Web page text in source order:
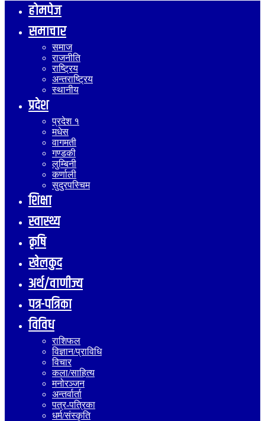
होमपेज
समाचार
समाज
राजनीति
राष्ट्रिय
अन्तराष्ट्रिय
स्थानीय
प्रदेश
प्रदेश १
मधेस
वागमती
गण्डकी
लुम्बिनी
कर्णाली
सुदुरपस्चिम
शिक्षा
स्वास्थ्य
कृषि
खेलकुद
अर्थ/वाणीज्य
पत्र-पत्रिका
विविध
राशिफल
विज्ञान/प्राविधि
विचार
कला/साहित्य
मनोरञ्जन
अन्तर्वार्ता
पत्र-पत्रिका
धर्म/संस्कृति